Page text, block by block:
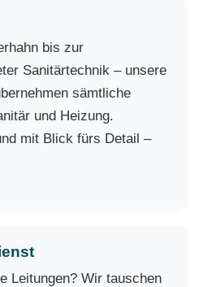
bis zur
Sanitärtechnik – unsere
sämtliche
und Heizung.
mit Blick fürs Detail –
Leitungen? Wir tauschen